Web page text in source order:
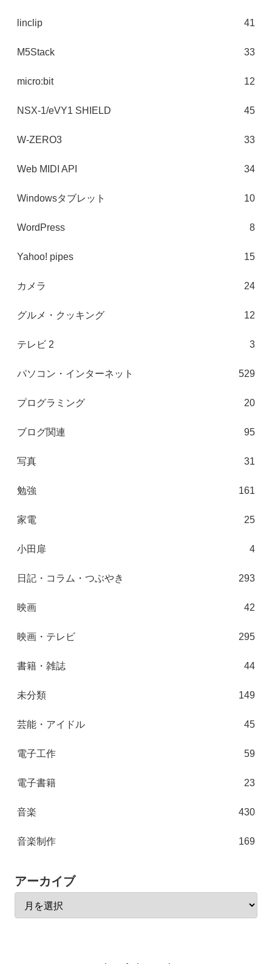
linclip 41
M5Stack 33
micro:bit 12
NSX-1/eVY1 SHIELD 45
W-ZERO3 33
Web MIDI API 34
Windowsタブレット 10
WordPress 8
Yahoo! pipes 15
カメラ 24
グルメ・クッキング 12
テレビ 2 3
パソコン・インターネット 529
プログラミング 20
ブログ関連 95
写真 31
勉強 161
家電 25
小田扉 4
日記・コラム・つぶやき 293
映画 42
映画・テレビ 295
書籍・雑誌 44
未分類 149
芸能・アイドル 45
電子工作 59
電子書籍 23
音楽 430
音楽制作 169
アーカイブ